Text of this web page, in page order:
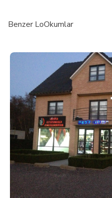
Benzer LoOkumlar